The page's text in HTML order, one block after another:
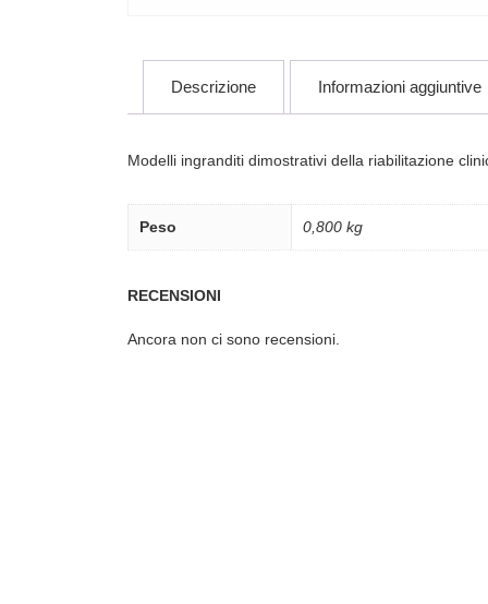
Descrizione Informazioni aggiuntive
Modelli ingranditi dimostrativi della riabilitazione
Peso 0,800 kg
RECENSIONI
Ancora non ci sono recensioni.